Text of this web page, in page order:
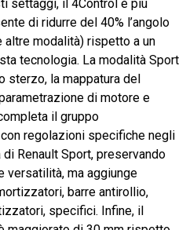
settaggi, il 4Control è più
di ridurre del 40% l’angolo
altre modalità) rispetto a un
tecnologia. La modalità Sport
la mappatura del
di motore e
il gruppo
regolazioni specifiche negli
Renault Sport, preservando
ma aggiunge
barre antirollio,
specifici. Infine, il